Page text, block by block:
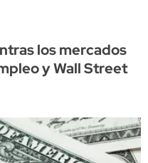
los mercados
y Wall Street